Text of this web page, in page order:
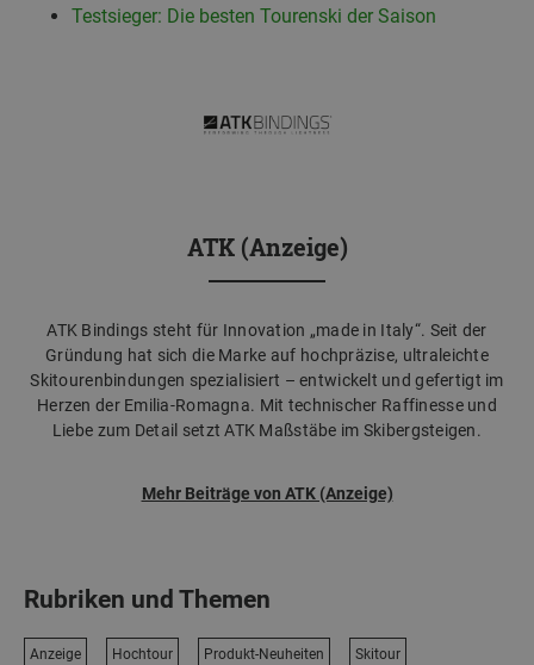
Testsieger: Die besten Tourenski der Saison
ATK (Anzeige)
ATK Bindings steht für Innovation „made in Italy“. Seit der
Gründung hat sich die Marke auf hochpräzise, ultraleichte
Skitourenbindungen spezialisiert – entwickelt und gefertigt im
Herzen der Emilia-Romagna. Mit technischer Raffinesse und
Liebe zum Detail setzt ATK Maßstäbe im Skibergsteigen.
Mehr Beiträge von ATK (Anzeige)
Rubriken und Themen
Anzeige Hochtour Produkt-Neuheiten Skitour